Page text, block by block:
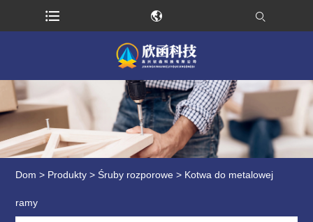
Dom > Produkty >Śruby rozporowe > Kotwa do metalowej
ramy